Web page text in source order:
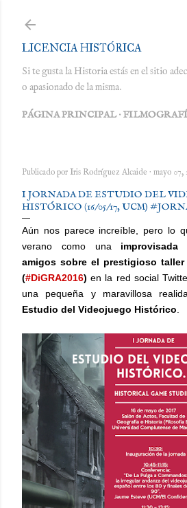
LICENCIA HISTÓRICA
Si te gusta la Historia estás en el sitio
o apasionado de la misma.
PÁGINA PRINCIPAL
Publicado por Iris Rodríguez Alcaide mayo 07,
I JORNADA DE ESTUDIO DEL
HISTÓRICO (16/05/17, UCM)
Aún nos parece increíble, pero lo
verano como una improvisada
amigos sobre el prestigioso taller
(#DiGRA2016) en la red social
una pequeña y maravillosa
Estudio del Videojuego Histórico